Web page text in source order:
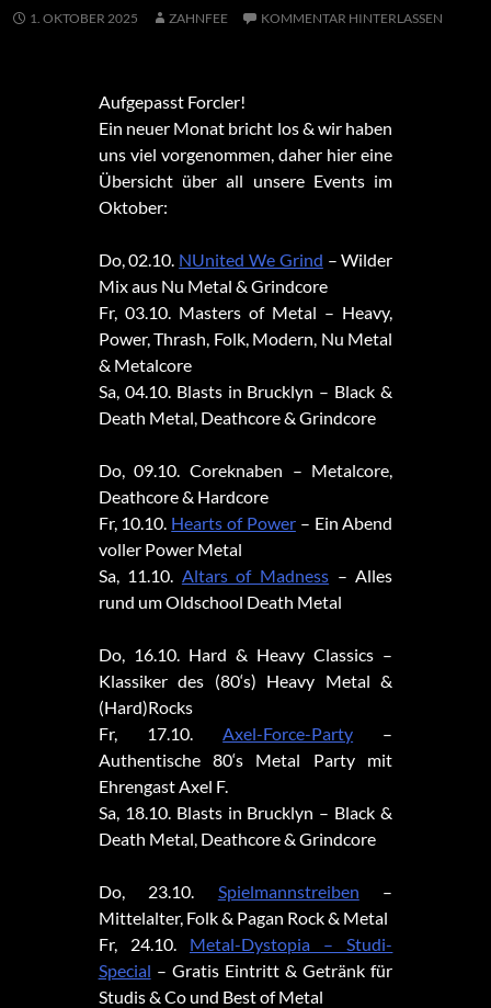
1. OKTOBER 2025 ZAHNFEE KOMMENTAR HINTERLASSEN
Aufgepasst Forcler!
Ein neuer Monat bricht los & wir haben
uns viel vorgenommen, daher hier eine
Übersicht über all unsere Events im
Oktober:
Do, 02.10. NUnited We Grind – Wilder
Mix aus Nu Metal & Grindcore
Fr, 03.10. Masters of Metal – Heavy,
Power, Thrash, Folk, Modern, Nu Metal
& Metalcore
Sa, 04.10. Blasts in Brucklyn – Black &
Death Metal, Deathcore & Grindcore
Do, 09.10. Coreknaben – Metalcore,
Deathcore & Hardcore
Fr, 10.10. Hearts of Power– Ein Abend
voller Power Metal
Sa, 11.10. Altars of Madness – Alles
rund um Oldschool Death Metal
Do, 16.10. Hard & Heavy Classics –
Klassiker des (80‘s) Heavy Metal &
(Hard)Rocks
Fr, 17.10.Axel-Force-Party –
Authentische 80‘s Metal Party mit
Ehrengast Axel F.
Sa, 18.10. Blasts in Brucklyn – Black &
Death Metal, Deathcore & Grindcore
Do, 23.10. Spielmannstreiben –
Mittelalter, Folk & Pagan Rock & Metal
Fr, 24.10. Metal-Dystopia – Studi-
Special – Gratis Eintritt & Getränk für
Studis & Co und Best of Metal